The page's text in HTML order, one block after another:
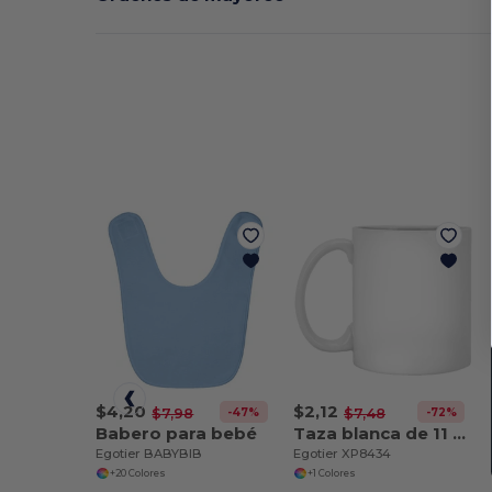
$4,20 $7,98 -47%
Babero para bebé
Egotier BABYBIB
+20 Colores
$2,12 $7,48 -72%
Taza blanca de 11 oz
Egotier XP8434
+1 Colores